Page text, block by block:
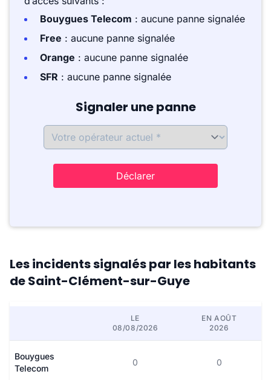
Bouygues Telecom : aucune panne signalée
Free : aucune panne signalée
Orange : aucune panne signalée
SFR : aucune panne signalée
Signaler une panne
Déclarer
Les incidents signalés par les habitants
de Saint-Clément-sur-Guye
LE
08/08/2026
EN AOÛT
2026
Bouygues
Telecom
0 0